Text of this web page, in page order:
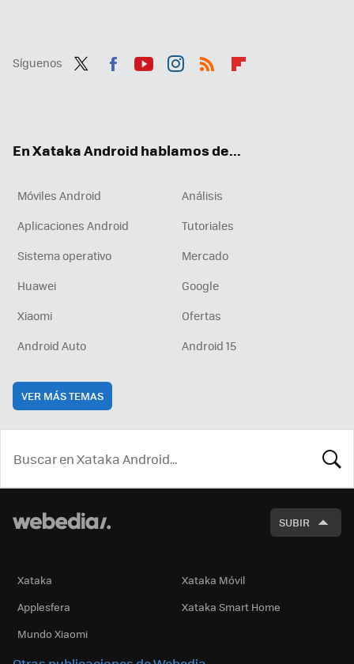
Síguenos
En Xataka Android hablamos de...
Móviles Android
Análisis
Aplicaciones Android
Tutoriales
Sistema operativo
Mercado
Huawei
Google
Xiaomi
Ofertas
Android Auto
Android 15
VER MÁS TEMAS
SUBIR
Xataka
Xataka Móvil
Applesfera
Xataka Smart Home
Mundo Xiaomi